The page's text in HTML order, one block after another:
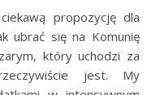
propozycję dla
ubrać się na Komunię
który uchodzi za
jest. My